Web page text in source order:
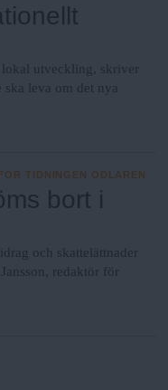
utveckling, skriver
leva om det nya
TIDNINGEN ODLAREN
bort i
och skattelättnader
redaktör för